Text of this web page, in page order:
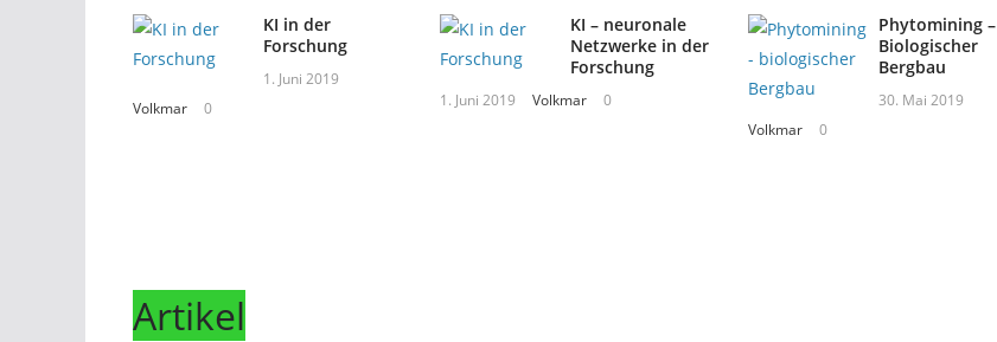
KI in der
Forschung
1. Juni 2019
Volkmar
0
KI – neuronale
Netzwerke in der
Forschung
1. Juni 2019 Volkmar 0
Phytomining –
Biologischer
Bergbau
30. Mai 2019
Volkmar
0
Artikel